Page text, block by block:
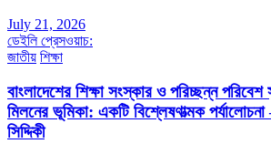
July 21, 2026
ডেইলি প্রেসওয়াচ:
জাতীয় শিক্ষা
বাংলাদেশের শিক্ষা সংস্কার ও পরিচ্ছন্ন
মিলনের ভূমিকা: একটি বিশ্লেষণাত্মক
সিদ্দিকী